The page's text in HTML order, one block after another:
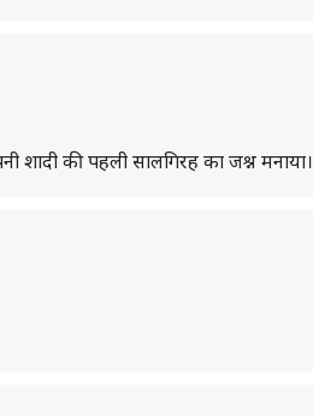
शादी की पहली सालगिरह का जश्न मनाया।